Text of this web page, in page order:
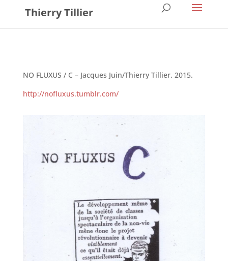
Thierry Tillier
NO FLUXUS / C – Jacques Juin/Thierry Tillier. 2015.
http://nofluxus.tumblr.com/